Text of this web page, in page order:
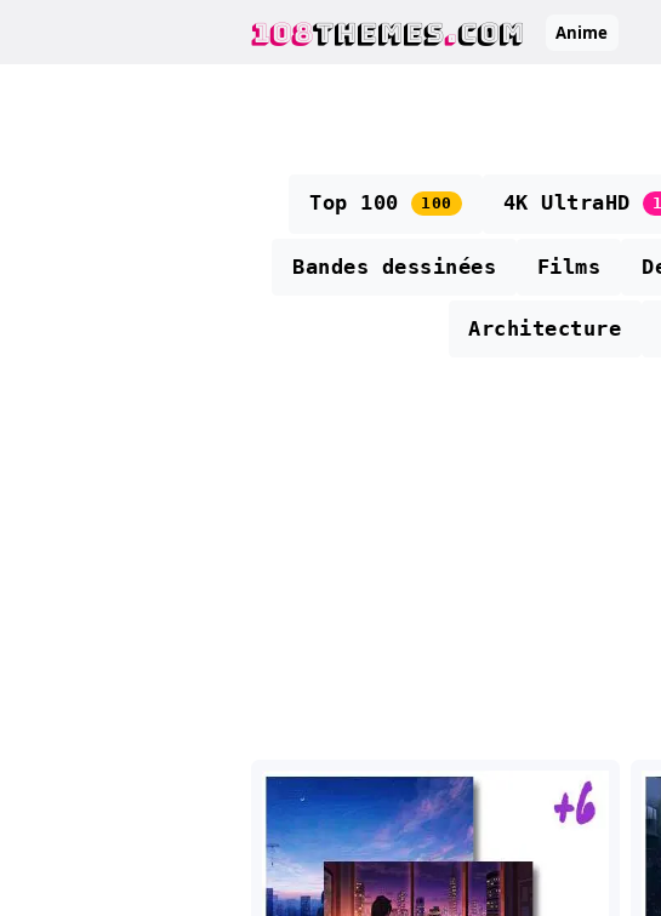
108THEMES.COM Anime
Top 100 100 4K UltraHD
Bandes dessinées Films
Architecture